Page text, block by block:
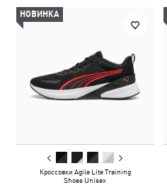
НОВИНКА
Кроссовки Agile Lite Training
Shoes Unisex